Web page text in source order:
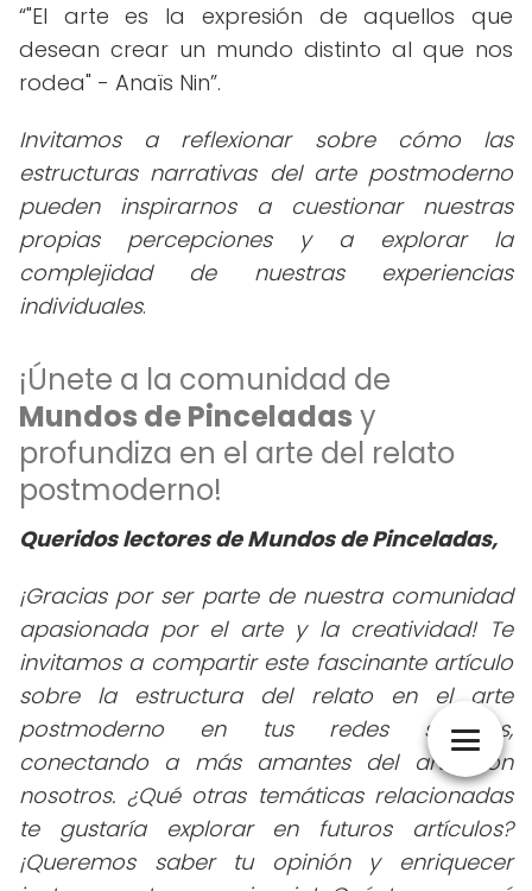
"El arte es la expresión de aquellos que
desean crear un mundo distinto al que nos
rodea" - Anaïs Nin .
Invitamos a reflexionar sobre cómo las
estructuras narrativas del arte postmoderno
pueden inspirarnos a cuestionar nuestras
propias percepciones y a explorar la
complejidad de nuestras experiencias
individuales.
¡Únete a la comunidad de
Mundos de Pinceladas y
profundiza en el arte del relato
postmoderno!
Queridos lectores de Mundos de Pinceladas,
¡Gracias por ser parte de nuestra comunidad
apasionada por el arte y la creatividad! Te
invitamos a compartir este fascinante artículo
sobre la estructura del relato en el arte
postmoderno en tus redes sociales,
conectando a más amantes del arte con
nosotros. ¿Qué otras temáticas relacionadas
te gustaría explorar en futuros artículos?
¡Queremos saber tu opinión y enriquecer